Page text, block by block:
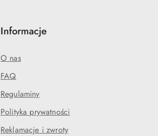
Informacje
O nas
FAQ
Regulaminy
Polityka prywatności
Reklamacje i zwroty